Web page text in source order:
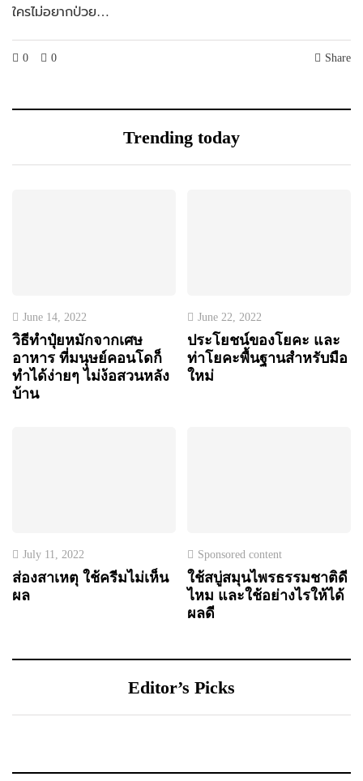
ใครไม่อยากป่วย…
0 0 Share
Trending today
June 14, 2022
วิธีทำปุ๋ยหมักจากเศษ
อาหาร ที่มนุษย์คอนโดก็
ทำได้ง่ายๆ ไม่ง้อสวนหลัง
บ้าน
June 22, 2022
ประโยชน์ของโยคะ และ
ท่าโยคะพื้นฐานสำหรับมือ
ใหม่
July 11, 2022
ส่องสาเหตุ ใช้ครีมไม่เห็น
ผล
Sponsored content
ใช้สบู่สมุนไพรธรรมชาติดี
ไหม และใช้อย่างไรให้ได้
ผลดี
Editor’s Picks